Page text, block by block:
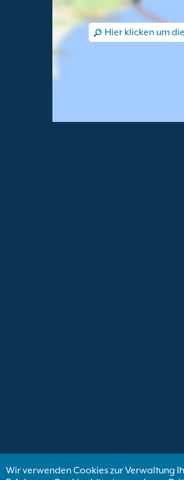
Hier klicken um
Wir verwenden Cookies zur Verwaltung